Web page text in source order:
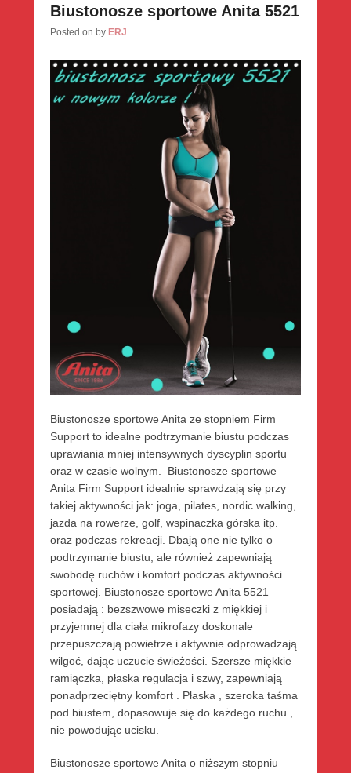
Biustonosze sportowe Anita 5521
Posted on by ERJ
Biustonosze sportowe Anita ze stopniem Firm
Support to idealne podtrzymanie biustu podczas
uprawiania mniej intensywnych dyscyplin sportu
oraz w czasie wolnym. Biustonosze sportowe
Anita Firm Support idealnie sprawdzają się przy
takiej aktywności jak: joga, pilates, nordic walking,
jazda na rowerze, golf, wspinaczka górska itp.
oraz podczas rekreacji. Dbają one nie tylko o
podtrzymanie biustu, ale również zapewniają
swobodę ruchów i komfort podczas aktywności
sportowej. Biustonosze sportowe Anita 5521
posiadają : bezszwowe miseczki z miękkiej i
przyjemnej dla ciała mikrofazy doskonale
przepuszczają powietrze i aktywnie odprowadzają
wilgoć, dając uczucie świeżości. Szersze miękkie
ramiączka, płaska regulacja i szwy, zapewniają
ponadprzeciętny komfort . Płaska , szeroka taśma
pod biustem, dopasowuje się do każdego ruchu ,
nie powodując ucisku.
Biustonosze sportowe Anita o niższym stopniu